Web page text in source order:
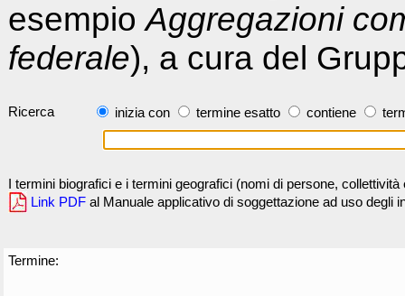
esempioAggregazioni
federale), a cura del
Ricerca inizia con termine esatto contiene
I termini biografici e i termini geografici (nomi di persone,
Link PDF al Manuale applicativo di soggettazione ad uso degli
Termine: